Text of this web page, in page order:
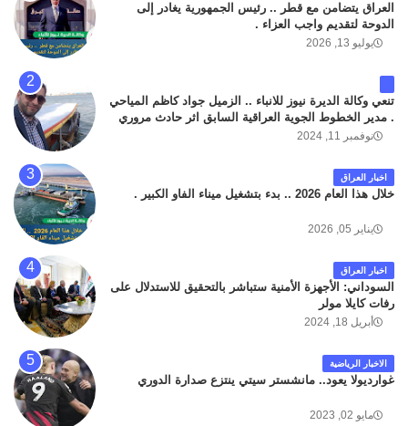
العراق يتضامن مع قطر .. رئيس الجمهورية يغادر إلى
الدوحة لتقديم واجب العزاء .
يوليو 13, 2026
تنعي وكالة الديرة نيوز للانباء .. الزميل جواد كاظم المياحي
. مدير الخطوط الجوية العراقية السابق اثر حادث مروري
داخل مطار البصرة الدولي اليوم الاثنين على الطريق
كان سبب الحادث يعود لتصادم عجلته مع عجلة نوع كيا بنكو
تابعة لشركة الهلال الماسكة لإعمار مطار البصرة الدولي .
سائلين الله عز وجل ان يتغمد الفقيد بواسع رحمته ، و انا
نوفمبر 11, 2024
اخبار العراق
خلال هذا العام 2026 .. بدء بتشغيل ميناء الفاو الكبير .
يناير 05, 2026
اخبار العراق
السوداني: الأجهزة الأمنية ستباشر بالتحقيق للاستدلال على
رفات كايلا مولر
أبريل 18, 2024
الاخبار الرياضية
غوارديولا يعود.. مانشستر سيتي ينتزع صدارة الدوري
مايو 02, 2023